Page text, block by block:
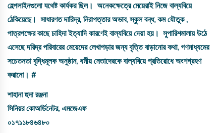
হেল্পলাইনগুলোযথেষ্টকার্যকরছিল। অনেকক্ষেত্রেমেয়েরাইনিজেবাল্যবিয়ে
ঠেকিয়েছে। সাধারণতদারিদ্র,নিরাপত্তারঅভাব,স্কুলবন্ধ,কমযৌতুক,
পাত্রপক্ষেরকাছেচাহিদাইত্যাদিকারণেইবাল্যবিয়েদেয়াহয়। সুপারিশমালায়উঠে
এসেছেদরিদ্রপরিবারেরমেয়েদেরলেখাপড়ারজন্যবৃত্তিবাড়ানোরকথা,গণমাধ্যমের
সচেতনতাবৃদ্ধিমূলকঅনুষ্ঠান,ধর্মীয়নেতাদেরকেবাল্যবিয়েপ্রতিরোধেঅংশগ্রহণ
করানো। #
শাহানা হুদা রঞ্জনা
সিনিয়র কোঅর্ডিনেটর, এমজেএফ
০১৭১১৮৪৬৪৮০